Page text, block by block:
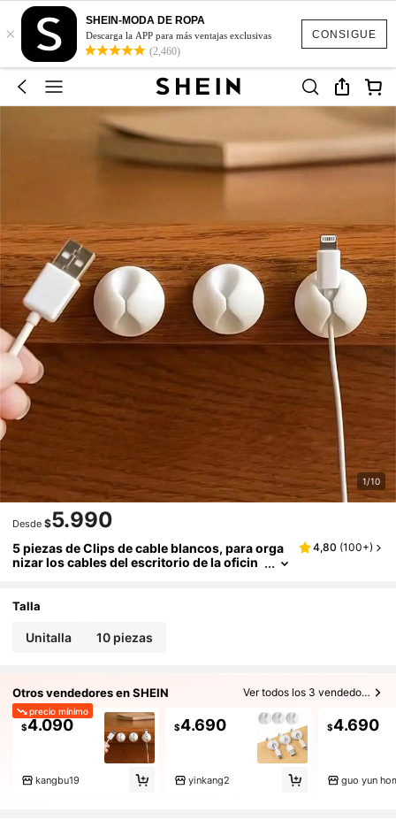
CONSIGUE
×
SHEIN-MODA DE ROPA
Descarga la APP para más ventajas exclusivas
(2,460)
1/10
Desde $5.990
5 piezas de Clips de cable blancos, para orga
nizar los cables del escritorio de la oficin
4,80 (100+)
Talla
Unitalla 10 piezas
Otros vendedores en SHEIN Ver todos los 3 vendedores
precio mínimo
$4.090
kangbu19
$4.690
yinkang2
$4.690
guo yun